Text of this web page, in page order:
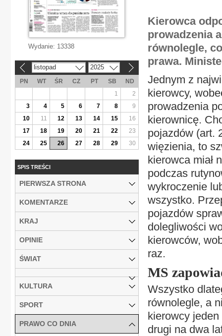
Kierowca
prowadzenia
równolegle,
prawa.
Jednym z
kierowcy,
prowadzenia
kierownicę.
pojazdów (art.
więzienia, to
kierowca miał
podczas
wykroczenie
wszystko.
pojazdów
dolegliwości
kierowców,
raz.
MS
Wszystko
równolegle, a
kierowcy
drugi na dwa
Wydanie: 13338
listopad 2025
PN WT ŚR CZ PT SB
ND
1
2
3
4 5 6 7 8
9
10
11 12 13 14 15
16
17
18 19 20 21 22
23
24
25 26 27 28 29 30
SPIS TREŚCI
PIERWSZA STRONA
KOMENTARZE
KRAJ
OPINIE
ŚWIAT
KULTURA
SPORT
PRAWO CO DNIA